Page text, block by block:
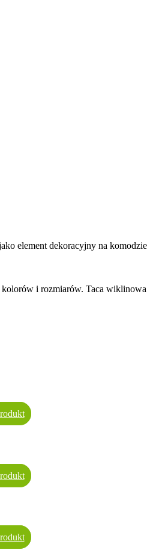
element dekoracyjny na
i rozmiarów. Taca